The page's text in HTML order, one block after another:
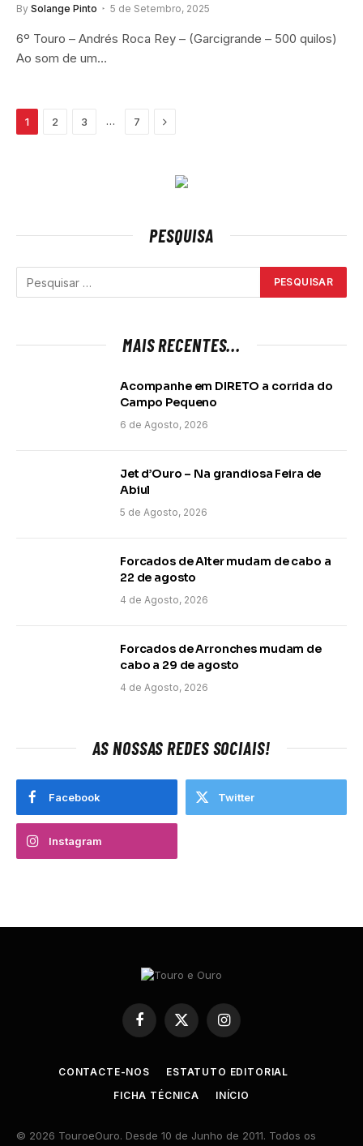
By Solange Pinto 5 de Setembro, 2025
6º Touro – Andrés Roca Rey – (Garcigrande – 500 quilos)
Ao som de um…
1 2 3 … 7 Next
PESQUISA
MAIS RECENTES...
Acompanhe em DIRETO a corrida do
Campo Pequeno
6 de Agosto, 2026
Jet d’Ouro – Na grandiosa Feira de
Abiul
5 de Agosto, 2026
Forcados de Alter mudam de cabo a
22 de agosto
4 de Agosto, 2026
Forcados de Arronches mudam de
cabo a 29 de agosto
4 de Agosto, 2026
AS NOSSAS REDES SOCIAIS!
Facebook Twitter
Instagram
Facebook
X
Instagram
CONTACTE-NOS
ESTATUTO EDITORIAL
FICHA TÉCNICA
INÍCIO
© 2026 TouroeOuro. Desde 10 de Junho de 2011. Todos os